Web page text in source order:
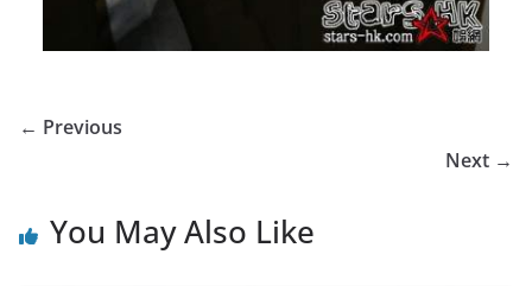
← Previous
Next →
You May Also Like